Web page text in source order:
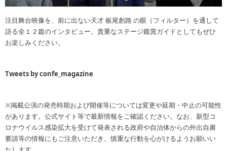
注目舞台映像を、前に出ない天才 板尾創路 の眼（フィルター）を通して
語る全１２篇のインタビュー。貴重なステージ鑑賞ガイドとしてもぜひ
お楽しみください。
Tweets by confe_magazine
※掲載公演の発売時期および開催等については変更や延期・中止の可能性
があります。公式サイト等で最新情報をご確認ください。なお、新型コ
ロナウイルス感染拡大を受けて発表される政府や自治体からの外出自粛
要請等の情報にもご注意いただき、慎重な行動を心がけるようお願いい